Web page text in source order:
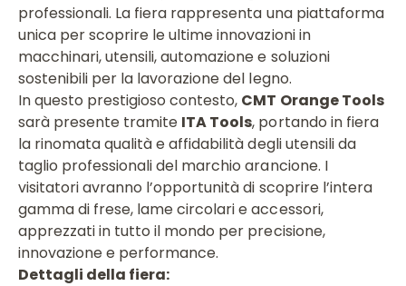
professionali. La fiera rappresenta una piattaforma
unica per scoprire le ultime innovazioni in
macchinari, utensili, automazione e soluzioni
sostenibili per la lavorazione del legno.
In questo prestigioso contesto, CMT Orange Tools
sarà presente tramite ITA Tools, portando in fiera
la rinomata qualità e affidabilità degli utensili da
taglio professionali del marchio arancione. I
visitatori avranno l’opportunità di scoprire l’intera
gamma di frese, lame circolari e accessori,
apprezzati in tutto il mondo per precisione,
innovazione e performance.
Dettagli della fiera: